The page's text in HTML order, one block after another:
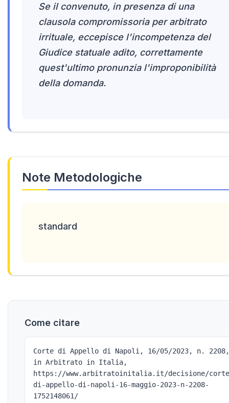
Se il convenuto, in presenza di una
clausola compromissoria per arbitrato
irrituale, eccepisce l'incompetenza del
Giudice statuale adito, correttamente
quest'ultimo pronunzia l'improponibilità
della domanda.
Note Metodologiche
standard
Come citare
Corte di Appello di Napoli, 16/05/2023, n. 2208,
in Arbitrato in Italia,
https://www.arbitratoinitalia.it/decisione/
di-appello-di-napoli-16-maggio-2023-n-2208-
1752148061/